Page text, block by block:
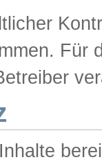
Für